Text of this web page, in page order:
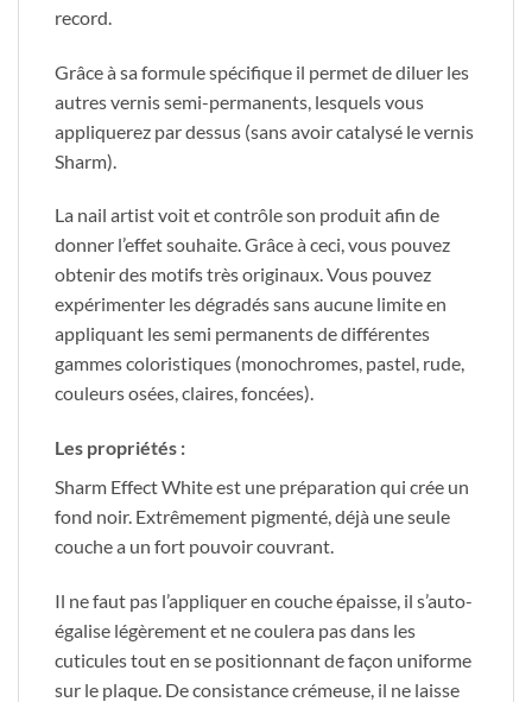
record.
Grâce à sa formule spécifique il permet de diluer les
autres vernis semi-permanents, lesquels vous
appliquerez par dessus (sans avoir catalysé le vernis
Sharm).
La nail artist voit et contrôle son produit afin de
donner l’effet souhaite. Grâce à ceci, vous pouvez
obtenir des motifs très originaux. Vous pouvez
expérimenter les dégradés sans aucune limite en
appliquant les semi permanents de différentes
gammes coloristiques (monochromes, pastel, rude,
couleurs osées, claires, foncées).
Les propriétés :
Sharm Effect White est une préparation qui crée un
fond noir. Extrêmement pigmenté, déjà une seule
couche a un fort pouvoir couvrant.
Il ne faut pas l’appliquer en couche épaisse, il s’auto-
égalise légèrement et ne coulera pas dans les
cuticules tout en se positionnant de façon uniforme
sur le plaque. De consistance crémeuse, il ne laisse